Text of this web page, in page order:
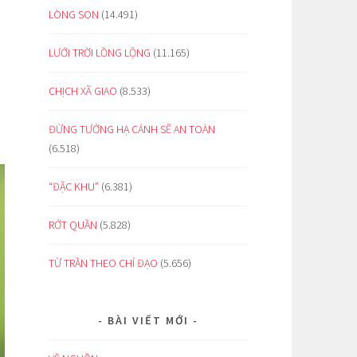
LÒNG SON (14.491)
LƯỚI TRỜI LỒNG LỘNG (11.165)
CHỊCH XÃ GIAO (8.533)
ĐỪNG TƯỞNG HẠ CÁNH SẼ AN TOÀN
(6.518)
“ĐẶC KHU” (6.381)
RỚT QUẦN (5.828)
TỪ TRẦN THEO CHỈ ĐẠO (5.656)
BÀI VIẾT MỚI